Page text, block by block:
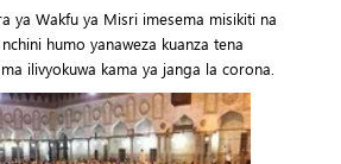
ya Wakfu ya Misri imesema misikiti na
humo yanaweza kuanza tena
ilivyokuwa kama ya janga la corona.